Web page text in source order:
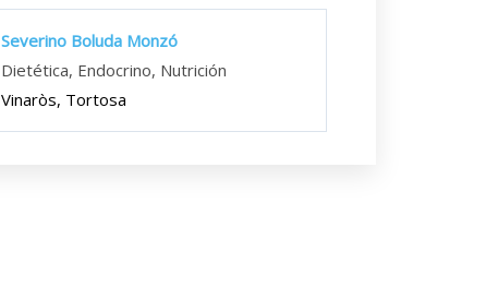
Severino Boluda Monzó
Dietética, Endocrino, Nutrición
Vinaròs, Tortosa